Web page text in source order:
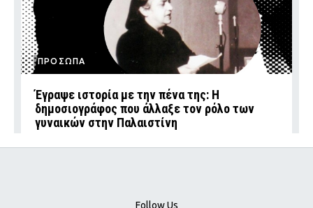
ΠΡΟΣΩΠΑ
Έγραψε ιστορία με την πένα της: Η
δημοσιογράφος που άλλαξε τον ρόλο των
γυναικών στην Παλαιστίνη
Follow Us